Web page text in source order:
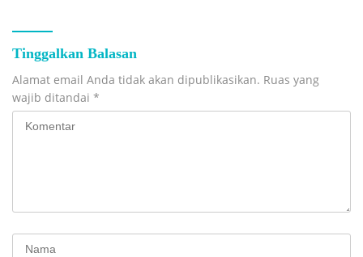
Tinggalkan Balasan
Alamat email Anda tidak akan dipublikasikan. Ruas yang
wajib ditandai *